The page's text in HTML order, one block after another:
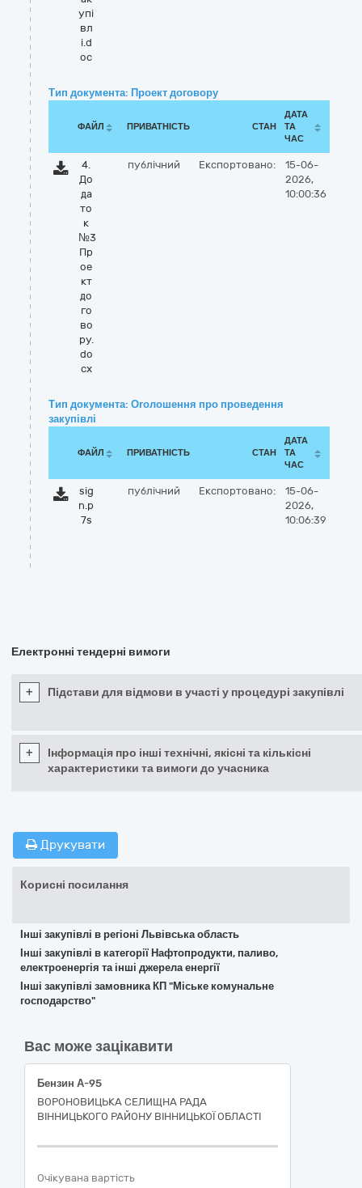
упі
вл
і.d
oc
Тип документа: Проект договору
ФАЙЛ ПРИВАТНІСТЬ СТАН
ДАТА
ТА
ЧАС
4.
До
да
то
к
№3
Пр
ое
кт
до
го
во
ру.
do
cx
публічний Експортовано:
15-06-
2026,
10:00:36
Тип документа: Оголошення про проведення
закупівлі
ФАЙЛ ПРИВАТНІСТЬ СТАН
ДАТА
ТА
ЧАС
sig
n.p
7s
публічний Експортовано:
15-06-
2026,
10:06:39
Електронні тендерні вимоги
+ Підстави для відмови в участі у процедурі закупівлі
+
Інформація про інші технічні, якісні та кількісні
характеристики та вимоги до учасника
Друкувати
Корисні посилання
Інші закупівлі в регіоні Львівська область
Інші закупівлі в категорії Нафтопродукти, паливо,
електроенергія та інші джерела енергії
Інші закупівлі замовника КП "Міське комунальне
господарство"
Вас може зацікавити
Бензин А-95
ВОРОНОВИЦЬКА СЕЛИЩНА РАДА
ВІННИЦЬКОГО РАЙОНУ ВІННИЦЬКОЇ ОБЛАСТІ
Очікувана вартість